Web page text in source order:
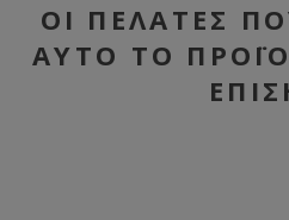
ΟΙ ΠΕΛΆΤΕΣ
ΑΥΤΌ ΤΟ